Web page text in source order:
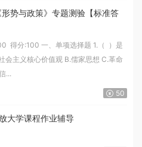
势与政策》专题测验【标准答
得分:100 一、单项选择题 1.（ ）是
会主义核心价值观 B.儒家思想 C.革命
...
50
大学课程作业辅导